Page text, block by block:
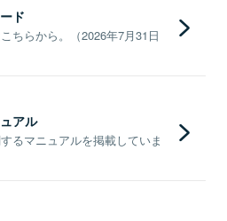
ド
ちらから。（2026年7月31日
アル
るマニュアルを掲載していま